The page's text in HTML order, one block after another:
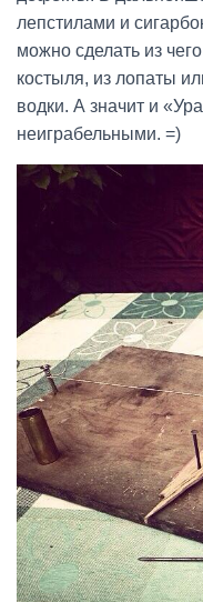
лепстилами и
можно сделать из
костыля, из лопаты
водки. А значит и
неиграбельными. =)